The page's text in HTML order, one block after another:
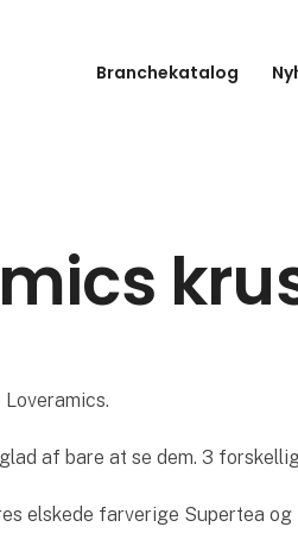
Branchekatalog
af bare at se dem. 3
elskede farverige Supertea og